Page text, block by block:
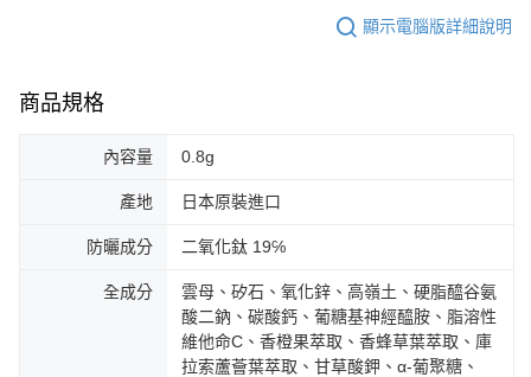
顯示電腦版詳細說明
商品規格
內容量 0.8g
產地 日本原裝進口
防曬成分 二氧化鈦 19℅
全成分
雲母、矽石、氧化鋅、高嶺土、硬脂醯谷氨
酸二鈉、碳酸鈣、葡糖基神經醯胺、脂溶性
維他命C、香橙果萃取、香蜂草葉萃取、庫
拉索蘆薈葉萃取、甘草酸鉀、α-葡聚糖、